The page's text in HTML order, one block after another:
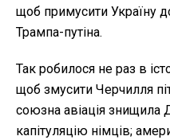
щоб примусити Україну
Трампа-путіна.
Так робилося не раз в
щоб змусити Черчилля
союзна авіація
капітуляцію німців;